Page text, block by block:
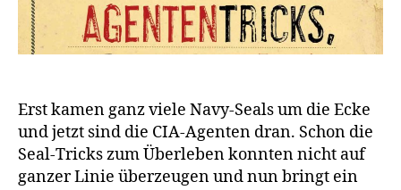
Erst kamen ganz viele Navy-Seals um die Ecke
und jetzt sind die CIA-Agenten dran. Schon die
Seal-Tricks zum Überleben konnten nicht auf
ganzer Linie überzeugen und nun bringt ein